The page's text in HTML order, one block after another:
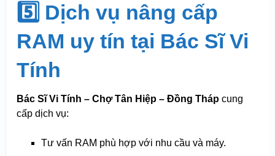
5️⃣ Dịch vụ nâng cấp
RAM uy tín tại Bác Sĩ Vi
Tính
Bác Sĩ Vi Tính – Chợ Tân Hiệp – Đồng Thápcung
cấp dịch vụ:
Tư vấn RAM phù hợp với nhu cầu và máy.